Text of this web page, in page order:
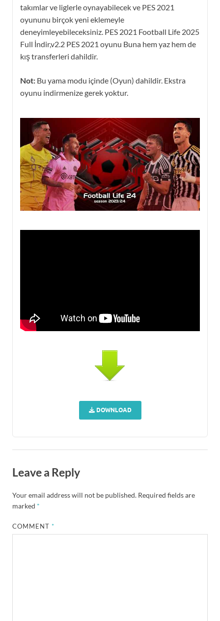
takımlar ve liglerle oynayabilecek ve PES 2021
oyununu birçok yeni eklemeyle
deneyimleyebileceksiniz. PES 2021 Football Life 2025
Full İndir,v2.2 PES 2021 oyunu Buna hem yaz hem de
kış transferleri dahildir.
Not: Bu yama modu içinde (Oyun) dahildir. Ekstra
oyunu indirmenize gerek yoktur.
DOWNLOAD
Leave a Reply
Your email address will not be published. Required fields are
marked *
COMMENT*